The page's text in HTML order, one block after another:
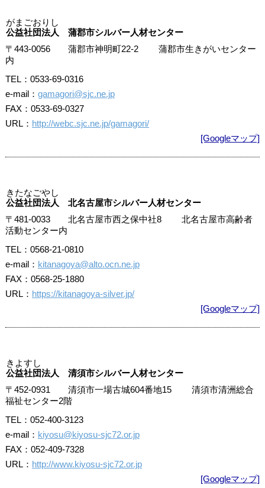
がまごおりし
公益社団法人 蒲郡市シルバー人材センター
〒443-0056 蒲郡市神明町22-2 蒲郡市生きがいセンター
内
TEL：0533-69-0316
e-mail： gamagori@sjc.ne.jp
FAX：0533-69-0327
URL： http://webc.sjc.ne.jp/gamagori/
[Googleマップ]
きたなごやし
公益社団法人 北名古屋市シルバー人材センター
〒481-0033 北名古屋市西之保中社8 北名古屋市高齢者
活動センター内
TEL：0568-21-0810
e-mail： kitanagoya@alto.ocn.ne.jp
FAX：0568-25-1880
URL： https://kitanagoya-silver.jp/
[Googleマップ]
きよすし
公益社団法人 清須市シルバー人材センター
〒452-0931 清須市一場古城604番地15 清須市清洲総合
福祉センター2階
TEL：052-400-3123
e-mail： kiyosu@kiyosu-sjc72.or.jp
FAX：052-409-7328
URL： http://www.kiyosu-sjc72.or.jp
[Googleマップ]